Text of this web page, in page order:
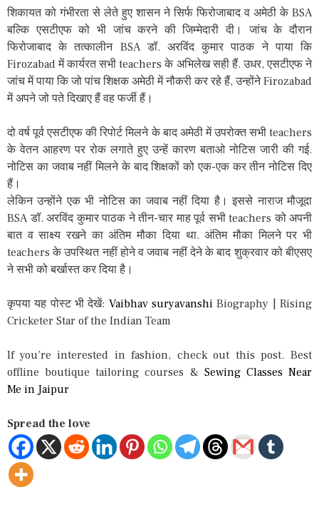
शिकायत को गंभीरता से लेते हुए शासन ने सिर्फ फिरोजाबाद व अमेठी के BSA
बल्कि एसटीएफ को भी जांच करने की जिम्मेदारी दी। जांच के दौरान
फिरोजाबाद के तत्कालीन BSA डॉ. अरविंद कुमार पाठक ने पाया कि
Firozabad में कार्यरत सभी teachers के अभिलेख सही हैं. उधर, एसटीएफ ने
जांच में पाया कि जो पांच शिक्षक अमेठी में नौकरी कर रहे हैं, उन्होंने Firozabad
में अपने जो पते दिखाए हैं वह फर्जी हैं।
दो वर्ष पूर्व एसटीएफ की रिपोर्ट मिलने के बाद अमेठी में उपरोक्त सभी teachers
के वेतन आहरण पर रोक लगाते हुए उन्हें कारण बताओ नोटिस जारी की गई.
नोटिस का जवाब नहीं मिलने के बाद शिक्षकों को एक-एक कर तीन नोटिस दिए
हैं।
लेकिन उन्होंने एक भी नोटिस का जवाब नहीं दिया है। इससे नाराज मौजूदा
BSA डॉ. अरविंद कुमार पाठक ने तीन-चार माह पूर्व सभी teachers को अपनी
बात व साक्ष्य रखने का अंतिम मौका दिया था. अंतिम मौका मिलने पर भी
teachers के उपस्थित नहीं होने व जवाब नहीं देने के बाद शुक्रवार को बीएसए
ने सभी को बर्खास्त कर दिया है।
कृपया यह पोस्ट भी देखें: Vaibhav suryavanshi Biography | Rising
Cricketer Star of the Indian Team
If you’re interested in fashion, check out this post. Best
offline boutique tailoring courses & Sewing Classes Near
Me in Jaipur
Spread the love